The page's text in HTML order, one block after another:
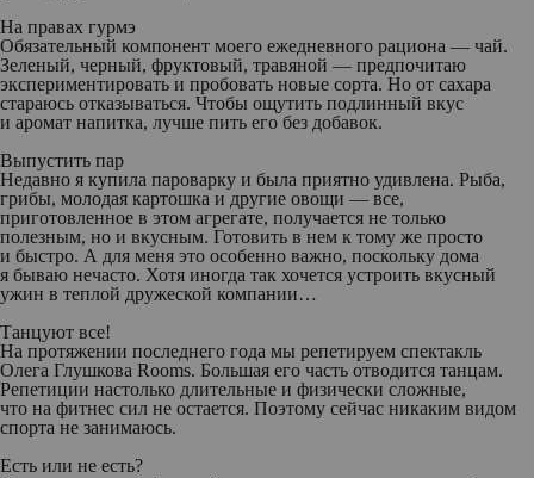
На правах гурмэ
Обязательный компонент моего ежедневного рациона — чай.
Зеленый, черный, фруктовый, травяной — предпочитаю
экспериментировать и пробовать новые сорта. Но от сахара
стараюсь отказываться. Чтобы ощутить подлинный вкус
и аромат напитка, лучше пить его без добавок.
Выпустить пар
Недавно я купила пароварку и была приятно удивлена. Рыба,
грибы, молодая картошка и другие овощи — все,
приготовленное в этом агрегате, получается не только
полезным, но и вкусным. Готовить в нем к тому же просто
и быстро. А для меня это особенно важно, поскольку дома
я бываю нечасто. Хотя иногда так хочется устроить вкусный
ужин в теплой дружеской компании…
Танцуют все!
На протяжении последнего года мы репетируем спектакль
Олега Глушкова Rooms. Большая его часть отводится танцам.
Репетиции настолько длительные и физически сложные,
что на фитнес сил не остается. Поэтому сейчас никаким видом
спорта не занимаюсь.
Есть или не есть?